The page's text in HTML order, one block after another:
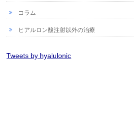
コラム
ヒアルロン酸注射以外の治療
Tweets by hyalulonic